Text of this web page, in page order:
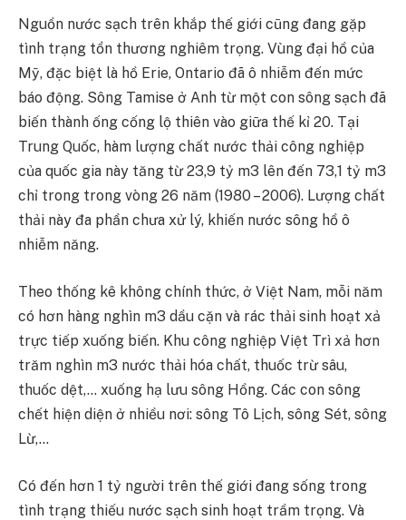
Nguồn nước sạch trên khắp thế giới cũng đang gặp
tình trạng tổn thương nghiêm trọng. Vùng đại hồ của
Mỹ, đặc biệt là hồ Erie, Ontario đã ô nhiễm đến mức
báo động. Sông Tamise ở Anh từ một con sông sạch đã
biến thành ống cống lộ thiên vào giữa thế kỉ 20. Tại
Trung Quốc, hàm lượng chất nước thải công nghiệp
của quốc gia này tăng từ 23,9 tỷ m3 lên đến 73,1 tỷ m3
chỉ trong trong vòng 26 năm (1980 – 2006). Lượng chất
thải này đa phần chưa xử lý, khiến nước sông hồ ô
nhiễm năng.
Theo thống kê không chính thức, ở Việt Nam, mỗi năm
có hơn hàng nghìn m3 dầu cặn và rác thải sinh hoạt xả
trực tiếp xuống biến. Khu công nghiệp Việt Trì xả hơn
trăm nghìn m3 nước thải hóa chất, thuốc trừ sâu,
thuốc dệt,… xuống hạ lưu sông Hồng. Các con sông
chết hiện diện ở nhiều nơi: sông Tô Lịch, sông Sét, sông
Lừ,…
Có đến hơn 1 tỷ người trên thế giới đang sống trong
tình trạng thiếu nước sạch sinh hoạt trầm trọng. Và